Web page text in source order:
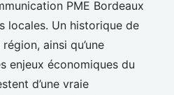
PME Bordeaux
locales. Un historique de
ainsi qu’une
enjeux économiques du
d’une vraie